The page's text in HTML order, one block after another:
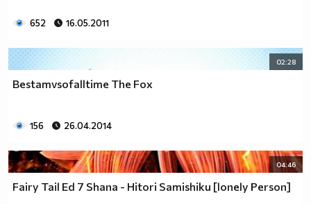
652 16.05.2011
02:28
Bestamvsofalltime The Fox
156 26.04.2014
04:46
Fairy Tail Ed 7 Shana - Hitori Samishiku [lonely Person]